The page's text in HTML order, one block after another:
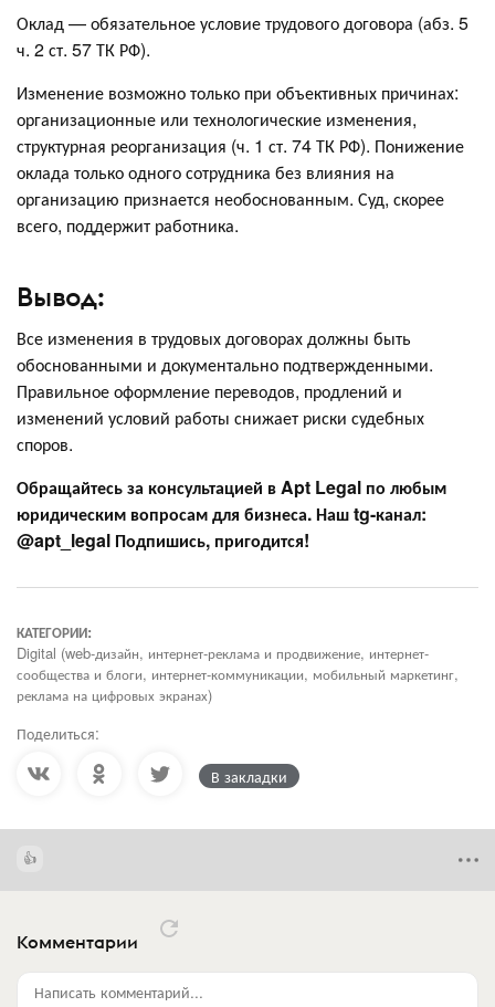
Оклад — обязательное условие трудового договора (абз. 5
ч. 2 ст. 57 ТК РФ).
Изменение возможно только при объективных причинах:
организационные или технологические изменения,
структурная реорганизация (ч. 1 ст. 74 ТК РФ). Понижение
оклада только одного сотрудника без влияния на
организацию признается необоснованным. Суд, скорее
всего, поддержит работника.
Вывод:
Все изменения в трудовых договорах должны быть
обоснованными и документально подтвержденными.
Правильное оформление переводов, продлений и
изменений условий работы снижает риски судебных
споров.
Обращайтесь за консультацией в Apt Legal по любым
юридическим вопросам для бизнеса. Наш tg-канал:
@apt_legal Подпишись, пригодится!
КАТЕГОРИИ:
Digital (web-дизайн, интернет-реклама и продвижение, интернет-
сообщества и блоги, интернет-коммуникации, мобильный маркетинг,
реклама на цифровых экранах)
Поделиться:
В закладки
Комментарии
Написать комментарий...